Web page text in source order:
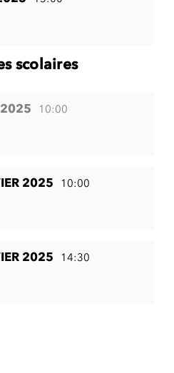
scolaires
10:00
2025 10:00
2025 14:30